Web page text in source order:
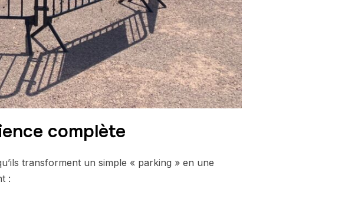
complète
transforment un simple « parking » en une
: